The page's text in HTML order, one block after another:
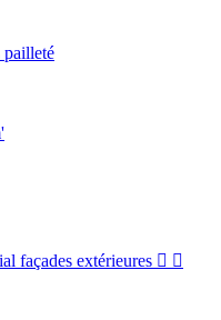
façades extérieures  